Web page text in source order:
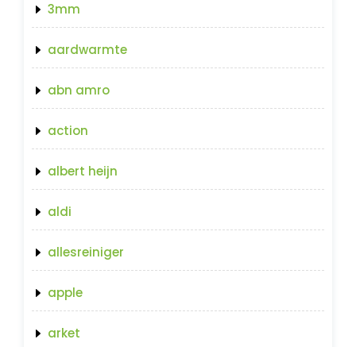
3mm
aardwarmte
abn amro
action
albert heijn
aldi
allesreiniger
apple
arket